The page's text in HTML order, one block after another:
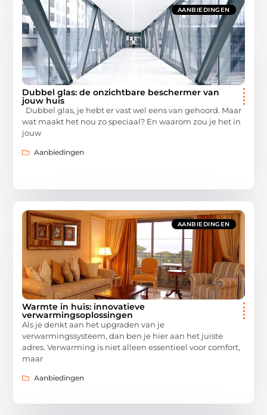
AANBIEDINGEN
Dubbel glas: de onzichtbare beschermer van
jouw huis
Dubbel glas, je hebt er vast wel eens van gehoord. Maar
wat maakt het nou zo speciaal? En waarom zou je het in
jouw
Aanbiedingen
AANBIEDINGEN
Warmte in huis: innovatieve
verwarmingsoplossingen
Als je denkt aan het upgraden van je
verwarmingssysteem, dan ben je hier aan het juiste
adres. Verwarming is niet alleen essentieel voor comfort,
maar
Aanbiedingen